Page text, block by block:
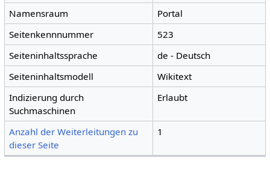
Namensraum
Portal
Seitenkennnummer
523
Seiteninhaltssprache
de - Deutsch
Seiteninhaltsmodell
Wikitext
Indizierung durch
Suchmaschinen
Erlaubt
Anzahl der Weiterleitungen zu
dieser Seite
1